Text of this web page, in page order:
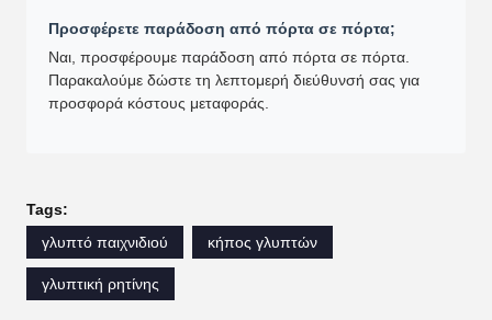
Προσφέρετε παράδοση από πόρτα σε πόρτα;
Ναι, προσφέρουμε παράδοση από πόρτα σε πόρτα.
Παρακαλούμε δώστε τη λεπτομερή διεύθυνσή σας για
προσφορά κόστους μεταφοράς.
Tags:
γλυπτό παιχνιδιού
κήπος γλυπτών
γλυπτική ρητίνης